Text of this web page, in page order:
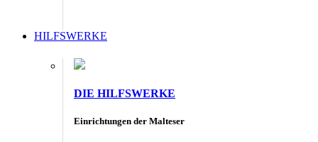
HILFSWERKE
DIE HILFSWERKE
Einrichtungen der Malteser